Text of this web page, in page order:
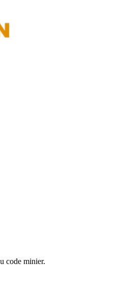
code minier.